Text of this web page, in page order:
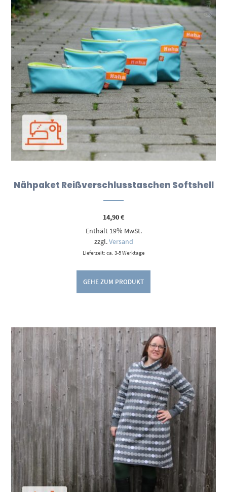
Nähpaket Reißverschlusstaschen Softshell
14,90€
Enthält 19% MwSt.
zzgl.Versand
Lieferzeit: ca. 3-5 Werktage
GEHE ZUM PRODUKT